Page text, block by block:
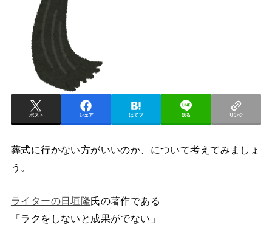
ポスト シェア はてブ 送る リンク
葬式に行かない方がいいのか、について考えてみましょ
う。
ライターの日垣隆氏の著作である
「ラクをしないと成果がでない」